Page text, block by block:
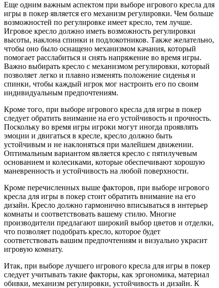
Еще одним важным аспектом при выборе игрового кресла для
игры в покер является его механизм регулировки. Чем больше
возможностей по регулировке имеет кресло, тем лучше.
Игровое кресло должно иметь возможность регулировки
высоты, наклона спинки и подлокотников. Также желательно,
чтобы оно было оснащено механизмом качания, который
помогает расслабиться и снять напряжение во время игры.
Важно выбирать кресло с механизмом регулировки, который
позволяет легко и плавно изменять положение сиденья и
спинки, чтобы каждый игрок мог настроить его по своим
индивидуальным предпочтениям.
Кроме того, при выборе игрового кресла для игры в покер
следует обратить внимание на его устойчивость и прочность.
Поскольку во время игры игроки могут иногда проявлять
эмоции и двигаться в кресле, кресло должно быть
устойчивым и не наклоняться при малейшем движении.
Оптимальным вариантом является кресло с пятилучевым
основанием и колесиками, которые обеспечивают хорошую
маневренность и устойчивость на любой поверхности.
Кроме перечисленных выше факторов, при выборе игрового
кресла для игры в покер стоит обратить внимание на его
дизайн. Кресло должно гармонично вписываться в интерьер
комнаты и соответствовать вашему стилю. Многие
производители предлагают широкий выбор цветов и отделки,
что позволяет подобрать кресло, которое будет
соответствовать вашим предпочтениям и визуально украсит
игровую комнату.
Итак, при выборе лучшего игрового кресла для игры в покер
следует учитывать такие факторы, как эргономика, материал
обивки, механизм регулировки, устойчивость и дизайн. К